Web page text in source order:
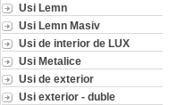
Usi Lemn
Usi Lemn Masiv
Usi de interior de LUX
Usi Metalice
Usi de exterior
Usi exterior - duble